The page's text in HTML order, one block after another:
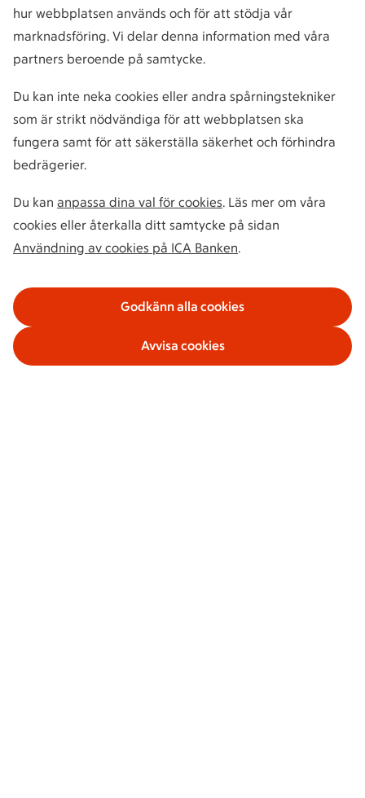
hur webbplatsen används och för att stödja vår
marknadsföring. Vi delar denna information med våra
partners beroende på samtycke.
Du kan inte neka cookies eller andra spårningstekniker
som är strikt nödvändiga för att webbplatsen ska
fungera samt för att säkerställa säkerhet och förhindra
bedrägerier.
Du kan anpassa dina val för cookies. Läs mer om våra
cookies eller återkalla ditt samtycke på sidan
Användning av cookies på ICA Banken.
Godkänn alla cookies
Avvisa cookies